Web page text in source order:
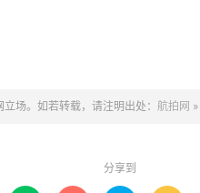
场。如若转载，请注明出处： 航拍网 »
分享到